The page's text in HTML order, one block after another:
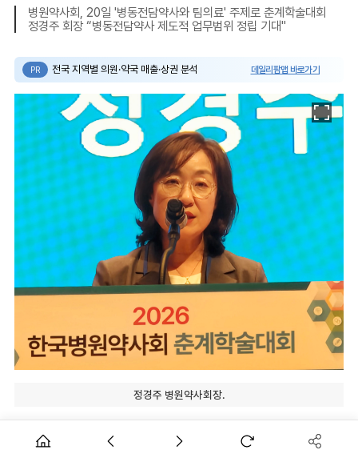
병원약사회, 20일 '병동전담약사와 팀의료' 주제로 춘계학술대회
정경주 회장 “병동전담약사 제도적 업무범위 정립 기대"
PR 전국 지역별 의원·약국 매출·상권 분석 데일리팜맵 바로가기
정경주 병원약사회장.
강화를 위한 학술의 장에 병원약사들 1500여명이 모였다.